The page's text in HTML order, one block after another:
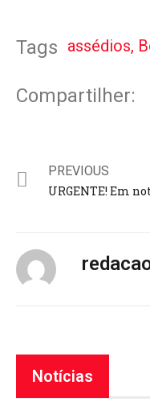
Tags assédios,
Compartilher:
PREVIOUS
Notícias